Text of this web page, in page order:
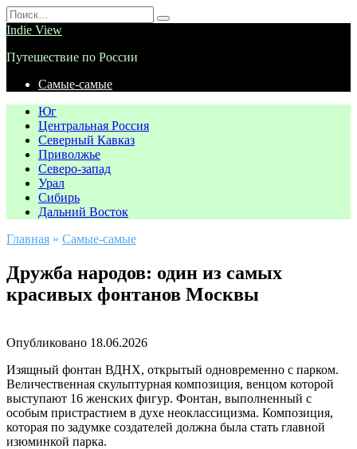
Перейти
к
Search
for:
Indie View
Путешествие по России
Самые-самые
Юг
Центральная Россия
Северный Кавказ
Приволжье
Северо-запад
Урал
Сибирь
Дальний Восток
Главная » Самые-самые
Дружба народов: один из самых
красивых фонтанов Москвы
Опубликовано 18.06.2026
Изящный фонтан ВДНХ, открытый одновременно с парком.
Величественная скульптурная композиция, венцом которой
выступают 16 женских фигур. Фонтан, выполненный с
особым пристрастием в духе неоклассицизма. Композиция,
которая по задумке создателей должна была стать главной
изюминкой парка.